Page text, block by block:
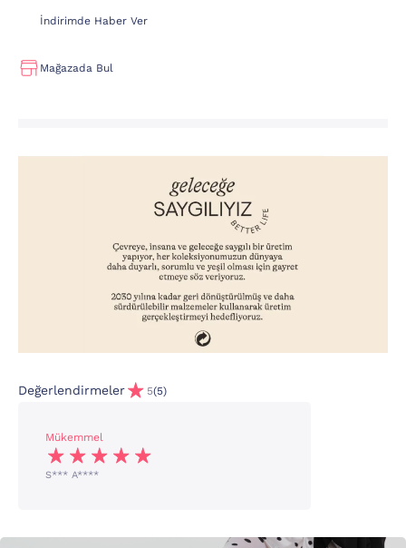
İndirimde Haber Ver
Mağazada Bul
Değerlendirmeler 5(5)
Mükemmel
S*** A****